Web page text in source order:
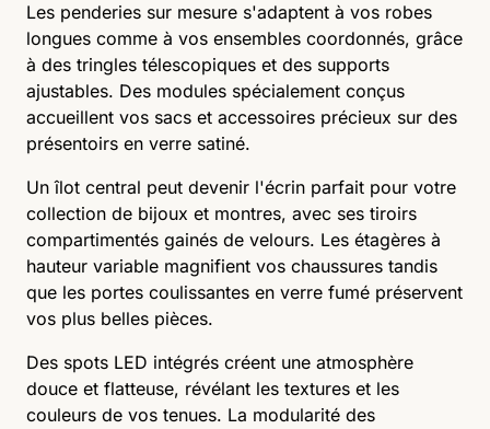
Les penderies sur mesure s'adaptent à vos robes
longues comme à vos ensembles coordonnés, grâce
à des tringles télescopiques et des supports
ajustables. Des modules spécialement conçus
accueillent vos sacs et accessoires précieux sur des
présentoirs en verre satiné.
Un îlot central peut devenir l'écrin parfait pour votre
collection de bijoux et montres, avec ses tiroirs
compartimentés gainés de velours. Les étagères à
hauteur variable magnifient vos chaussures tandis
que les portes coulissantes en verre fumé préservent
vos plus belles pièces.
Des spots LED intégrés créent une atmosphère
douce et flatteuse, révélant les textures et les
couleurs de vos tenues. La modularité des